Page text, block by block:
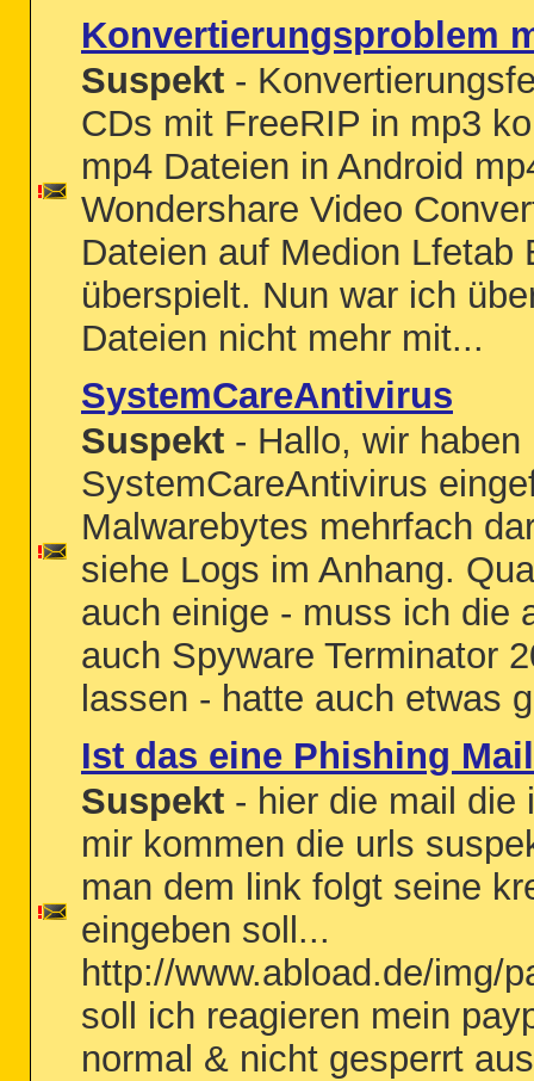
Konvertierungsproblem
Suspekt -
CDs mit FreeRIP in mp3
mp4 Dateien in Android
Wondershare Video
Dateien auf Medion Lfetab
überspielt. Nun war ich
Dateien nicht mehr mit...
SystemCareAntivirus
Suspekt - Hallo, wir haben
SystemCareAntivirus
Malwarebytes mehrfach
siehe Logs im Anhang.
auch einige - muss ich die
auch Spyware Terminator
lassen - hatte auch etwas
Ist das eine Phishing
Suspekt - hier die mail die
mir kommen die urls
man dem link folgt seine
eingeben soll...
http://www.abload.de/img/
soll ich reagieren mein
normal & nicht gesperrt